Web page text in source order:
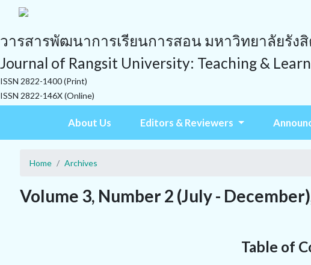
วารสารพัฒนาการเรียนการสอน มหาวิทยาลัยรัง
Journal of Rangsit University: Teaching &
ISSN 2822-1400 (Print)
ISSN 2822-146X (Online)
About Us Editors & Reviewers
Home Archives
Volume 3, Number 2 (July -
Table of